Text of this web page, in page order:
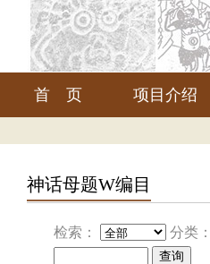
首 页 项目介绍
神话母题W编目
检索： 分类：